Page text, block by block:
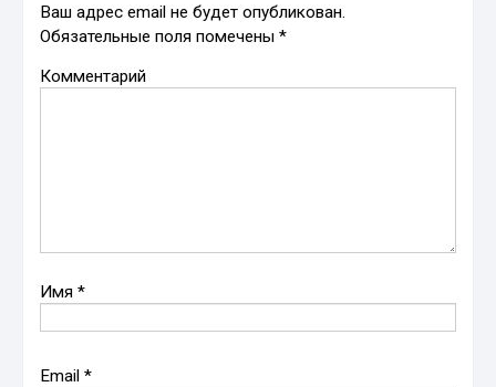
Ваш адрес email не будет опубликован.
Обязательные поля помечены*
Комментарий
Имя*
Email*